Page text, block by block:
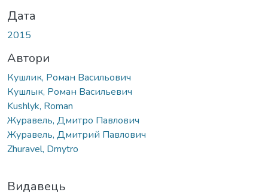
Дата
2015
Автори
Кушлик, Роман Васильович
Кушлык, Роман Васильевич
Kushlyk, Roman
Журавель, Дмитро Павлович
Журавель, Дмитрий Павлович
Zhuravel, Dmytro
Видавець